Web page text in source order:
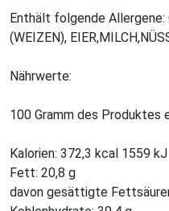
Enthält folgende Allergene:
(WEIZEN),
Nährwerte:
100 Gramm des Produktes
Kalorien: 372,3 kcal 1559 kJ
Fett: 20,8 g
davon gesättigte